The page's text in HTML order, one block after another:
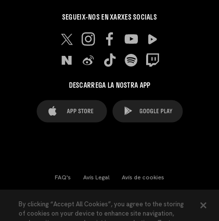
SEGUEIX-NOS EN XARXES SOCIALS
DESCARREGA LA NOSTRA APP
FAQ's Avís Legal Avís de cookies
Llei de Transparència Política de Privacitat
By clicking “Accept All Cookies”, you agree to the storing
of cookies on your device to enhance site navigation,